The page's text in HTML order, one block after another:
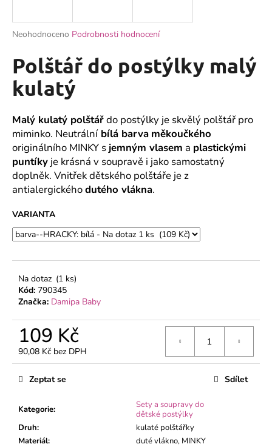
Průměrné
produktu
je
0,0
hvězdiček.
Neohodnoceno Podrobnosti hodnocení
Polštář do postýlky malý
kulatý
Malý kulatý polštářdo postýlky je skvělý polštář pro
miminko. Neutrálníbílá barva měkoučkého
originálního MINKY s jemným vlasem a plastickými
puntíky je krásná v soupravě i jako samostatný
doplněk. Vnitřek dětského polštáře je z
antialergickéhodutého vlákna.
VARIANTA
Na dotaz (1 ks)
Kód: 790345
Značka: Damipa Baby
109 Kč
90,08 Kč bez DPH
Měrná
cena:
Kategorie:
Sety a soupravy do
dětské postýlky
Druh:
kulaté polštářky
Materiál:
duté vlákno, MINKY
Zeptat se Sdílet
j
t
?
HLEDAT
D
o
p
o
u
u
m
KOJENECKÉ
BODY
ZELENÝ
195
Kč